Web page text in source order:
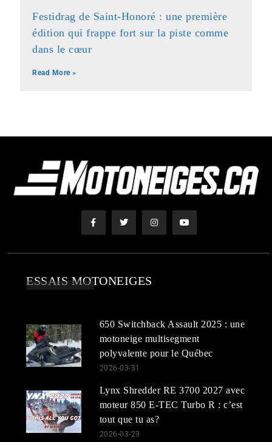
Festidrag de Saint-Honoré : une première
édition qui frappe fort sur la piste comme
dans le cœur
Read More »
ESSAIS MOTONEIGES
650 Switchback Assault 2025 : une
motoneige multisegment
polyvalente pour le Québec
2026-03-31
Lynx Shredder RE 3700 2027 avec
moteur 850 E-TEC Turbo R : c’est
tout que tu as?
2026-03-23